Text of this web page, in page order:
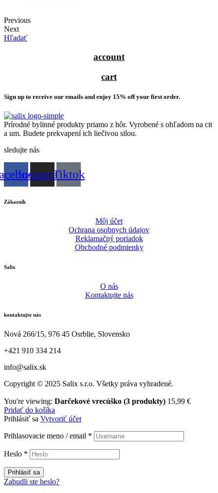
Previous
Next
Hľadať
account
cart
Sign up to receive our emails and enjoy 15% off your first order.
Prírodné bylinné produkty priamo z hôr. Vyrobené s ohľadom na cit
a um. Budete prekvapení ich liečivou silou.
sledujte nás
InstagramTiktok
Zákazník
Môj účet
Ochrana osobnych údajov
Reklamačný poriadok
Obchodné podmienky
Salix
O nás
Kontaktujte nás
kontaktujte nás
Nová 266/15, 976 45 Osrblie, Slovensko
+421 910 334 214
info@salix.sk
Copyright © 2025 Salix s.r.o. Všetky práva vyhradené.
You're viewing: Darčekové vrecúško (3 produkty) 15,99 €
Pridať do košíka
Prihlásiť sa Vytvoriť účet
Prihlasovacie meno / email *
Heslo *
Prihlásiť sa
Zabudli ste heslo?